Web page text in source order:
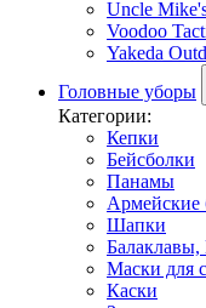
Uncle
Voodoo
Yakeda
Головные уборы
Категории:
Кепки
Бейсболки
Панамы
Армейские
Шапки
Маски для
Каски